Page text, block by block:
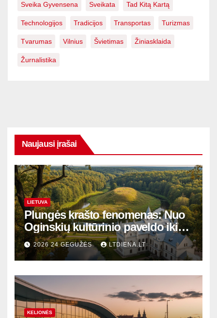
Sveika Gyvensena Sveikata Tad Kitą Kartą
Technologijos Tradicijos Transportas Turizmas
Tvarumas Vilnius Švietimas Žiniasklaida
Žurnalistika
Naujausi įrašai
LIETUVA
Plungės krašto fenomenas: Nuo
Oginskių kultūrinio paveldo iki
Žemaitijos gamtos perlų
2026 24 GEGUŽĖS LTDIENA.LT
KELIONĖS